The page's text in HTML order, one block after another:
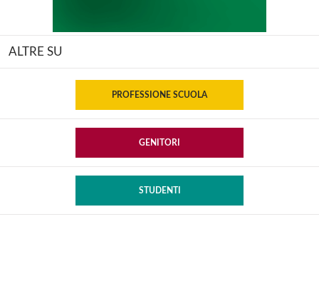
ALTRE SU
PROFESSIONE SCUOLA
GENITORI
STUDENTI